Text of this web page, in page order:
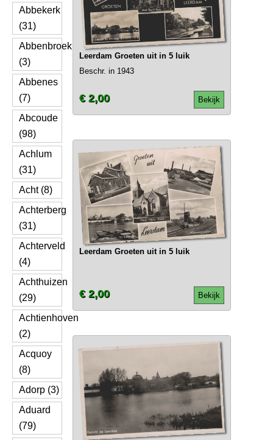
Abbekerk
(31)
Abbenbroek
(3)
Abbenes
(7)
Abcoude
(98)
Achlum
(31)
Acht (8)
Achterberg
(31)
Achterveld
(4)
Achthuizen
(29)
Achtienhoven
(2)
Acquoy
(8)
Adorp (3)
Aduard
(79)
Leerdam Groeten uit in 5 luik
Beschr. in 1943
Bekijk
€ 2,00
Leerdam Groeten uit in 5 luik
Bekijk
€ 2,00